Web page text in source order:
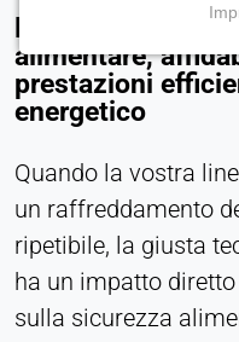
Progettati per la
alimentare,
prestazioni
energetico
Quando la vostra
un raffreddamento
ripetibile, la giusta
ha un impatto
sulla sicurezza
Necessari per le
web, come la
preferenze sulla
cookie_consenso
Name:
consenso